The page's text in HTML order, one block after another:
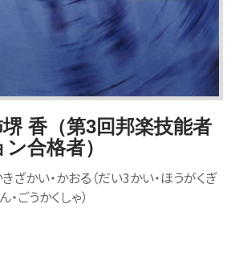
香（第3回邦楽技能者
合格者）
ざかい・かおる（だい3かい・ほうがくぎ
ごうかくしゃ）